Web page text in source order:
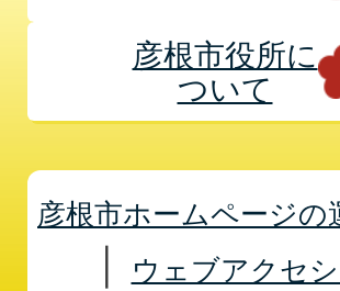
彦根市役所に
ついて
彦根市ホームページの
ウェブアクセ